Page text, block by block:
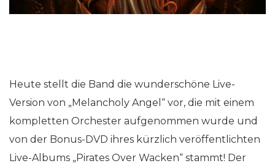
Heute stellt die Band die wunderschöne Live-
Version von „Melancholy Angel“ vor, die mit einem
kompletten Orchester aufgenommen wurde und
von der Bonus-DVD ihres kürzlich veröffentlichten
Live-Albums „Pirates Over Wacken“ stammt! Der